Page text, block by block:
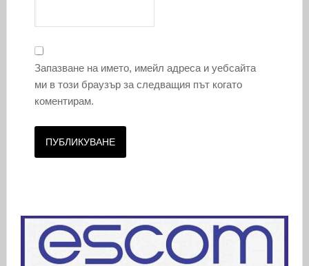
Запазване на името, имейл адреса и уебсайта
ми в този браузър за следващия път когато
коментирам.